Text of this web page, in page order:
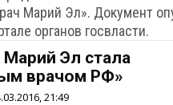
Марий Эл». Документ
органов госвласти.
Эл стала
врачом РФ»
21:49